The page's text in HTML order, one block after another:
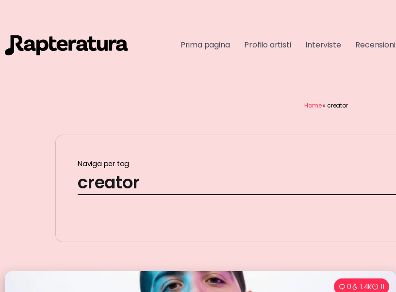
Prima pagina Profilo artisti Interviste Recensioni
Home» creator
Naviga per tag
creator
0 1.4K 11